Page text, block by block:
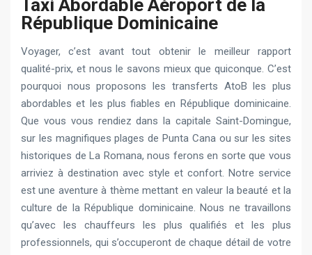
Taxi Abordable Aéroport de la
République Dominicaine
Voyager, c’est avant tout obtenir le meilleur rapport
qualité-prix, et nous le savons mieux que quiconque. C’est
pourquoi nous proposons les transferts AtoB les plus
abordables et les plus fiables en République dominicaine.
Que vous vous rendiez dans la capitale Saint-Domingue,
sur les magnifiques plages de Punta Cana ou sur les sites
historiques de La Romana, nous ferons en sorte que vous
arriviez à destination avec style et confort. Notre service
est une aventure à thème mettant en valeur la beauté et la
culture de la République dominicaine. Nous ne travaillons
qu’avec les chauffeurs les plus qualifiés et les plus
professionnels, qui s’occuperont de chaque détail de votre